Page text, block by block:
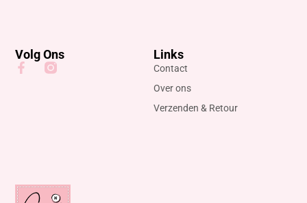
Links
Contact
Over ons
Verzenden & Retour
Volg Ons